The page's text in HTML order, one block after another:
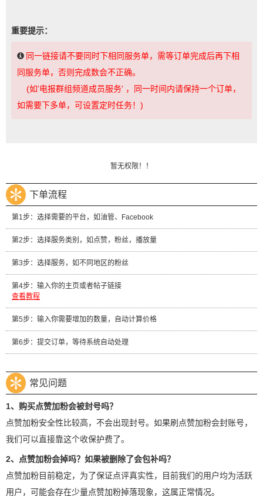
重要提示：
同一链接请不要同时下相同服务单，需等订单完成后再下相
同服务单，否则完成数会不正确。
(如'电报群组频道成员服务' ，同一时间内请保持一个订单，
如需要下多单，可设置定时任务！)
暂无权限！！
下单流程
第1步：选择需要的平台，如油管、Facebook
第2步：选择服务类别，如点赞，粉丝，播放量
第3步：选择服务，如不同地区的粉丝
第4步：输入你的主页或者帖子链接
查看教程
第5步：输入你需要增加的数量，自动计算价格
第6步：提交订单，等待系统自动处理
常见问题
1、购买点赞加粉会被封号吗？
点赞加粉安全性比较高，不会出现封号。如果刷点赞加粉会封账号，
我们可以直接靠这个收保护费了。
2、点赞加粉会掉吗？如果被删除了会包补吗？
点赞加粉目前稳定，为了保证点评真实性，目前我们的用户均为活跃
用户，可能会存在少量点赞加粉掉落现象，这属正常情况。